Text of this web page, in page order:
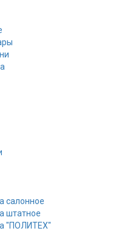
салонное
штатное
"ПОЛИТЕХ"